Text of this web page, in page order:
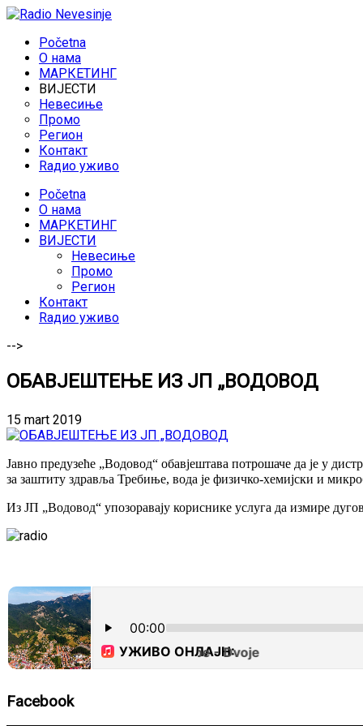
Početna
O нама
МАРКЕТИНГ
ВИЈЕСТИ
Невесиње
Промо
Регион
Контакт
Rадио уживо
Početna
O нама
МАРКЕТИНГ
ВИЈЕСТИ
Невесиње
Промо
Регион
Контакт
Rадио уживо
-->
ОБАВЈЕШТЕЊЕ ИЗ ЈП „ВОДОВОД
15 mart 2019
Јавно предузеће „Водовод“ обавјештава потрошаче да је у
за заштиту здравља Требиње, вода је физичко-хемијски и
Из ЈП „Водовод“ упозоравају кориснике услуга да измире
Facebook